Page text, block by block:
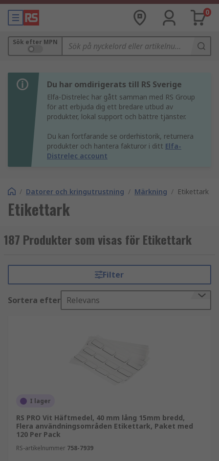
0
Sök efter MPN
Du har omdirigerats till RS Sverige
Elfa-Distrelec har gått samman med RS Group
för att erbjuda dig ett bredare utbud av
produkter, lokal support och bättre tjänster.
Du kan fortfarande se orderhistorik, returnera
produkter och hantera fakturor i ditt Elfa-
Distrelec account
/ Datorer och kringutrustning / Märkning / Etikettark
Etikettark
187 Produkter som visas för Etikettark
Filter
Sortera efter Relevans
I lager
RS PRO Vit Häftmedel, 40 mm lång 15mm bredd,
Flera användningsområden Etikettark, Paket med
120 Per Pack
RS-artikelnummer 758-7939